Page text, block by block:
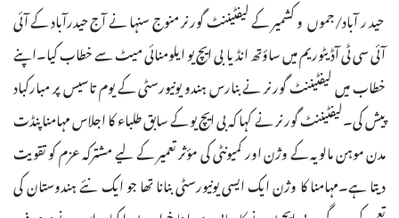
حید ر آباد/جموں و کشمیر کے لیفٹیننٹ گورنر منوج سنہا نے آج حیدرآباد کے آئی
آئی سی ٹی آڈیٹوریم میں ساؤتھ انڈیا بی ایچ یو ایلومنائی میٹ سے خطاب کیا۔اپنے
خطاب میں لیفٹیننٹ گورنر نے بنارس ہندو یونیورسٹی کے یوم تاسیس پر مبارکباد
پیش کی۔لیفٹیننٹ گورنر نے کہا کہ بی ایچ یو کے سابق طلباء کا اجلاس مہامنا پنڈت
مدن موہن مالویہ کے وژن اور کمیونٹی کی مؤثر تعمیر کے لیے مشترکہ عزم کو تقویت
دیتا ہے۔مہامنا کا وژن ایک ایسی یونیورسٹی بنانا تھا جو ایک نئے ہندوستان کی